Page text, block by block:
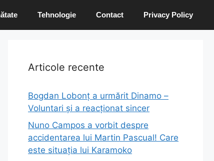
Tehnologie Contact Privacy Policy
Articole recente
Bogdan Lobonț a urmărit Dinamo –
Voluntari și a reacționat sincer
Nuno Campos a vorbit despre
accidentarea lui Martin Pascual! Care
este situația lui Karamoko